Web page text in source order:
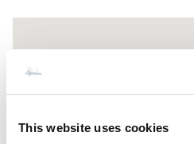
This website uses cookies